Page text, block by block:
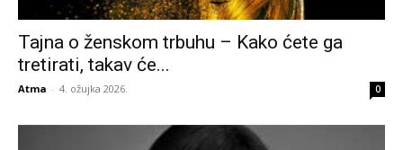
Tajna o ženskom trbuhu – Kako ćete ga
tretirati, takav će...
Atma - 4. ožujka 2026. 0